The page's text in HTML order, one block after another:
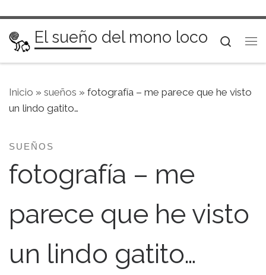
Saltar al contenido
El sueño del mono loco
Inicio » sueños » fotografía – me parece que he visto
un lindo gatito…
SUEÑOS
fotografía – me
parece que he visto
un lindo gatito…